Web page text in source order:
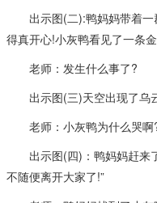
出示图(二):鸭妈妈带着一
得真开心!小灰鸭看见了一条
老师：发生什么事了?
出示图(三)天空出现了乌云
老师：小灰鸭为什么哭啊
出示图(四)：鸭妈妈赶来
不随便离开大家了!”